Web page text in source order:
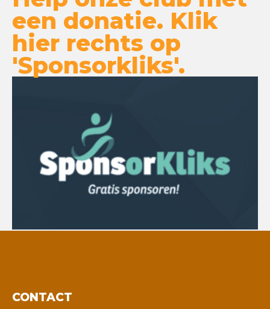
een donatie. Klik
hier rechts op
'Sponsorkliks'.
CONTACT